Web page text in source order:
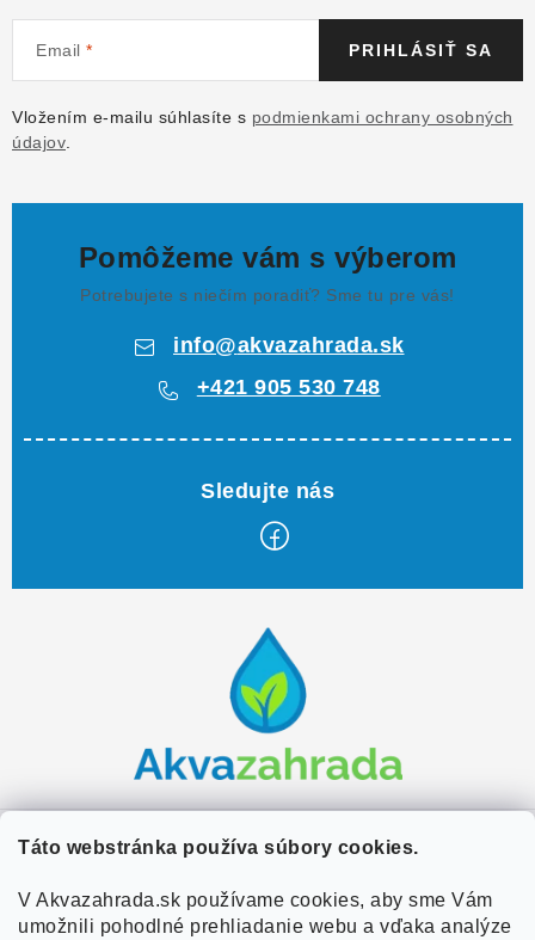
Táto webstránka používa súbory cookies.
V Akvazahrada.sk používame cookies, aby sme Vám
umožnili pohodlné prehliadanie webu a vďaka analýze
Email
Vložením e-mailu súhlasíte s podmienkami ochrany osobných
údajov
PRIHLÁSIŤ SA
Pomôžeme vám s výberom
Potrebujete s niečím poradiť? Sme tu pre vás!
info@akvazahrada.sk
+421 905 530 748
e
Zákaznícky servis
Doprava a platba
Užitočné informácie